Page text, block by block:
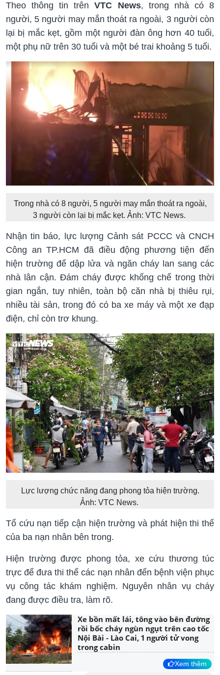
Theo thông tin trênVTC News, trong nhà có 8
người, 5 người may mắn thoát ra ngoài, 3 người còn
lại bị mắc kẹt, gồm một người đàn ông hơn 40 tuổi,
một phụ nữ trên 30 tuổi và một bé trai khoảng 5 tuổi.
Trong nhà có 8 người, 5 người may mắn thoát ra ngoài,
3 người còn lại bị mắc kẹt. Ảnh: VTC News.
Nhận tin báo, lực lượng Cảnh sát PCCC và CNCH
Công an TP.HCM đã điều động phương tiện đến
hiện trường để dập lửa và ngăn cháy lan sang các
nhà lân cận. Đám cháy được khống chế trong thời
gian ngắn, tuy nhiên, toàn bộ căn nhà bị thiêu rụi,
nhiều tài sản, trong đó có ba xe máy và một xe đạp
điện, chỉ còn trơ khung.
Lực lượng chức năng đang phong tỏa hiện trường.
Ảnh: VTC News.
Tổ cứu nạn tiếp cận hiện trường và phát hiện thi thể
của ba nạn nhân bên trong.
Hiện trường được phong tỏa, xe cứu thương túc
trực để đưa thi thể các nạn nhân đến bệnh viện phục
vụ công tác khám nghiệm. Nguyên nhân vụ cháy
đang được điều tra, làm rõ.
Xe bồn mất lái, tông vào bên đường
rồi bốc cháy ngùn ngụt trên cao tốc
Nội Bài - Lào Cai, 1 người tử vong
trong cabin
Xem thêm